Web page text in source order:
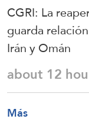
CGRI: La
guarda
Irán y Omán
about 12
Más